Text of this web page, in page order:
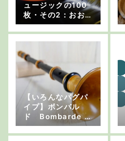
ュージックの100
枚・その2：おおし
まゆたか
【いろんなバグパ
イプ】ボンバル
ド Bombarde ＆
ビニウ･コーズ Bi
niou Kozh